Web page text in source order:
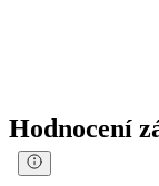
Hodnocení